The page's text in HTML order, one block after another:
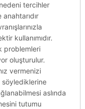
nedeni tercihler
kullanımıdır.
problemleri
oluşturulur.
vermenizi
aslında
tutumu